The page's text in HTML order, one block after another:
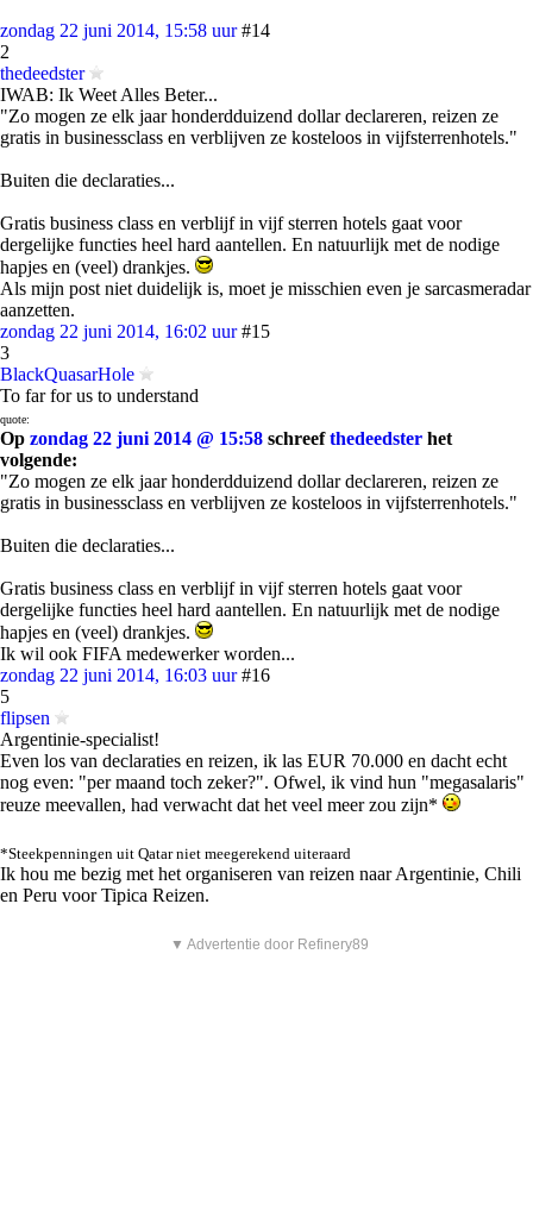
zondag 22 juni 2014, 15:58 uur #14
2
thedeedster
IWAB: Ik Weet Alles Beter...
"Zo mogen ze elk jaar honderdduizend dollar declareren, reizen ze
gratis in businessclass en verblijven ze kosteloos in vijfsterrenhotels."
Buiten die declaraties...
Gratis business class en verblijf in vijf sterren hotels gaat voor
dergelijke functies heel hard aantellen. En natuurlijk met de nodige
hapjes en (veel) drankjes.
Als mijn post niet duidelijk is, moet je misschien even je sarcasmeradar
aanzetten.
zondag 22 juni 2014, 16:02 uur #15
3
BlackQuasarHole
To far for us to understand
quote:
Op zondag 22 juni 2014 @ 15:58 schreefthedeedster het
volgende:
"Zo mogen ze elk jaar honderdduizend dollar declareren, reizen ze
gratis in businessclass en verblijven ze kosteloos in vijfsterrenhotels."
Buiten die declaraties...
Gratis business class en verblijf in vijf sterren hotels gaat voor
dergelijke functies heel hard aantellen. En natuurlijk met de nodige
hapjes en (veel) drankjes.
Ik wil ook FIFA medewerker worden...
zondag 22 juni 2014, 16:03 uur #16
5
flipsen
Argentinie-specialist!
Even los van declaraties en reizen, ik las EUR 70.000 en dacht echt
nog even: "per maand toch zeker?". Ofwel, ik vind hun "megasalaris"
reuze meevallen, had verwacht dat het veel meer zou zijn*
*Steekpenningen uit Qatar niet meegerekend uiteraard
Ik hou me bezig met het organiseren van reizen naar Argentinie, Chili
en Peru voor Tipica Reizen.
▼ Advertentie door Refinery89